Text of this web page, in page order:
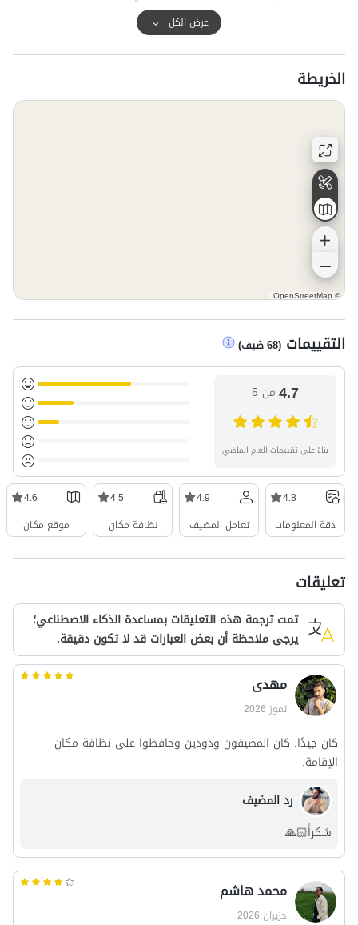
عرض الكل
الخريطة
©
OpenStreetMap
التقييمات (
68ضيف)
4.7من 5
بناءً على تقييمات العام الماضي
4.8
دقة المعلومات
4.9
تعامل المضيف
4.5
نظافة مكان
4.6
موقع مكان
تعليقات
تمت ترجمة هذه التعليقات بمساعدة الذكاء الاصطناعي؛
يرجى ملاحظة أن بعض العبارات قد لا تكون دقيقة.
مهدی
تموز 2026
كان جيدًا. كان المضيفون ودودين وحافظوا على نظافة مكان
الإقامة.
رد المضيف
شكراً🙏🏻
محمد هاشم
حزيران 2026